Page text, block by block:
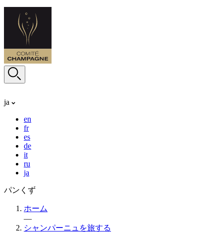
ja
en
fr
es
de
it
ru
ja
パンくず
ホーム
—
シャンパーニュを旅する